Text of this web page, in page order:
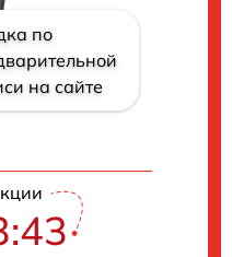
по
на сайте